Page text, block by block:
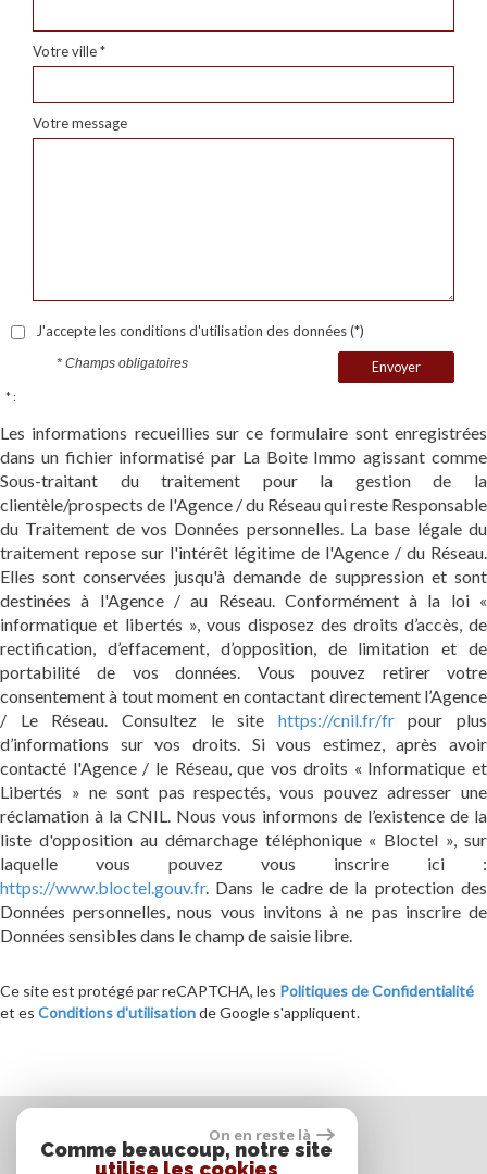
Votre ville *
Votre message
J'accepte les conditions d'utilisation des données (*)
Envoyer
* Champs obligatoires
* :
Les informations recueillies sur ce formulaire sont enregistrées
dans un fichier informatisé par La Boite Immo agissant comme
Sous-traitant du traitement pour la gestion de la
clientèle/prospects de l'Agence / du Réseau qui reste Responsable
du Traitement de vos Données personnelles. La base légale du
traitement repose sur l'intérêt légitime de l'Agence / du Réseau.
Elles sont conservées jusqu'à demande de suppression et sont
destinées à l'Agence / au Réseau. Conformément à la loi «
informatique et libertés », vous disposez des droits d’accès, de
rectification, d’effacement, d’opposition, de limitation et de
portabilité de vos données. Vous pouvez retirer votre
consentement à tout moment en contactant directement l’Agence
/ Le Réseau. Consultez le site https://cnil.fr/frpour plus
d’informations sur vos droits. Si vous estimez, après avoir
contacté l'Agence / le Réseau, que vos droits « Informatique et
Libertés » ne sont pas respectés, vous pouvez adresser une
réclamation à la CNIL. Nous vous informons de l’existence de la
liste d'opposition au démarchage téléphonique « Bloctel », sur
laquelle vous pouvez vous inscrire ici :
https://www.bloctel.gouv.fr. Dans le cadre de la protection des
Données personnelles, nous vous invitons à ne pas inscrire de
Données sensibles dans le champ de saisie libre.
Ce site est protégé par reCAPTCHA, les Politiques de Confidentialité
et es Conditions d'utilisationde Google s'appliquent.
Espace propriétaire
On en reste là
Comme beaucoup, notre site
utilise les cookies